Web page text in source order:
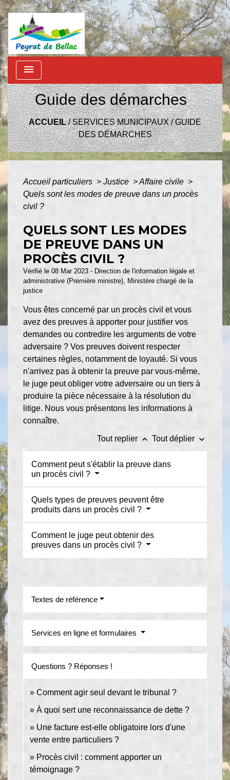
menu
Guide des démarches
ACCUEIL/SERVICES MUNICIPAUX/GUIDE
DES DÉMARCHES
Accueil particuliers > Justice >Affaire civile >
Quels sont les modes de preuve dans un procès
civil ?
QUELS SONT LES MODES
DE PREUVE DANS UN
PROCÈS CIVIL ?
Vérifié le 08 Mar 2023 - Direction de l'information légale et
administrative (Première ministre), Ministère chargé de la
justice
Vous êtes concerné par un procès civil et vous
avez des preuves à apporter pour justifier vos
demandes ou contredire les arguments de votre
adversaire ? Vos preuves doivent respecter
certaines règles, notamment de loyauté. Si vous
n'arrivez pas à obtenir la preuve par vous-même,
le juge peut obliger votre adversaire ou un tiers à
produire la pièce nécessaire à la résolution du
litige. Nous vous présentons les informations à
connaître.
Tout replier keyboard_arrow_up Tout déplier keyboard_arrow_down
Comment peut s'établir la preuve dans
un procès civil ?
Quels types de preuves peuvent être
produits dans un procès civil ?
Comment le juge peut obtenir des
preuves dans un procès civil ?
Textes de référence
Services en ligne et formulaires
Questions ? Réponses !
Comment agir seul devant le tribunal ?
À quoi sert une reconnaissance de dette ?
Une facture est-elle obligatoire lors d'une
vente entre particuliers ?
Procès civil : comment apporter un
témoignage ?